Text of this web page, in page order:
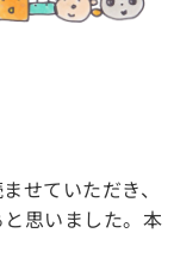
せていただき、
思いました。本